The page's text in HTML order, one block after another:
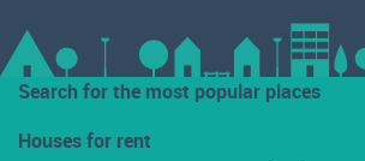
Search for the most popular places
Houses for rent